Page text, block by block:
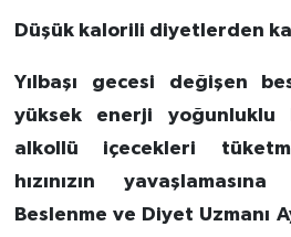
Düşük kalorili diyetlerden
Yılbaşı gecesi değişen
yüksek enerji yoğunluklu
alkollü içecekleri
hızınızın
Beslenme ve Diyet Uzmanı